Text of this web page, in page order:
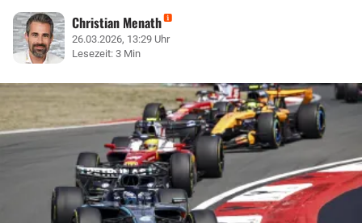
Christian Menath
26.03.2026, 13:29 Uhr
Lesezeit: 3 Min